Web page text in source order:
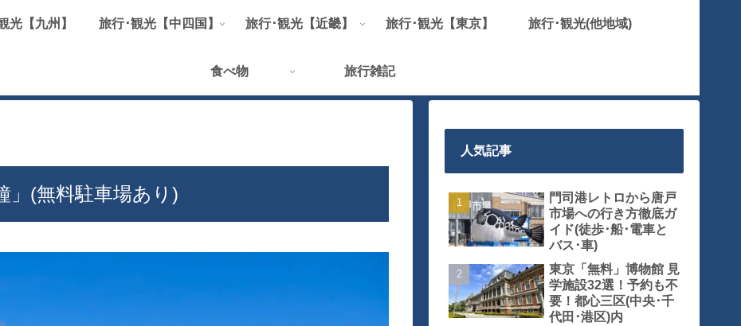
光【九州】 旅行･観光【中四国】 旅行･観光【近畿】 旅行･観光【東京】 旅行･観光(他地域)
食べ物 旅行雑記
」(無料駐車場あり)
人気記事
門司港レトロから唐戸
市場への行き方徹底ガ
イド(徒歩･船･電車と
バス･車)
東京「無料」博物館 見
学施設32選！予約も不
要！都心三区(中央･千
代田･港区)内